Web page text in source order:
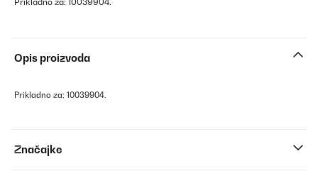
Opis proizvoda
Prikladno za: 10039904.
Značajke